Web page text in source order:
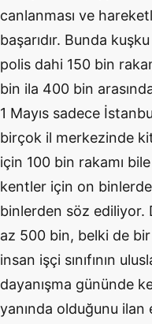
canlanması ve
başarıdır. Bunda
polis dahi 150 bin
bin ila 400 bin
1 Mayıs sadece
birçok il merkezinde
için 100 bin rakamı
kentler için on
binlerden söz ediliyor.
az 500 bin, belki de
insan işçi sınıfının
dayanışma gününde
yanında olduğunu